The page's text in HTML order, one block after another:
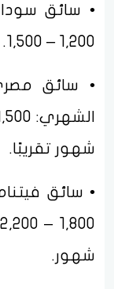
1,200 – 1,500.
شهور تقريبًا.
شهور.